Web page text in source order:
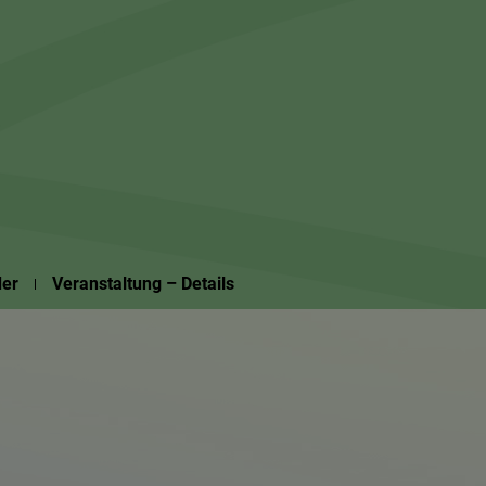
Veranstaltung – Details